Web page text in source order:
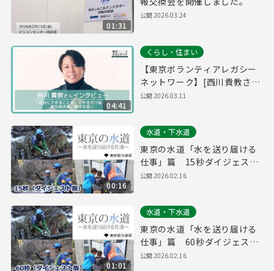
01:31
公開2026.03.24
04:41
くらし・住まい
【東京ボランティアレガシー
ネットワーク】[西川貴教さ
ん]「自分にできることを、で
公開2026.03.11
00:16
水道・下水道
東京の水道「水を送り届ける
仕事」篇 15秒ダイジェスト
版
公開2026.02.16
01:01
水道・下水道
東京の水道「水を送り届ける
仕事」篇 60秒ダイジェスト
版
公開2026.02.16